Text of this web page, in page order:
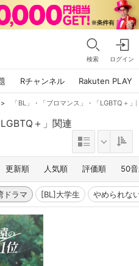
検索 ログイン
Rチャンネル Rakuten PLAY
> 「BL」・「ブロマンス」・「LGBTQ＋
＋」関連
更新順 人気順 評価順 50
ドラマ [BL]大学生 やめられな